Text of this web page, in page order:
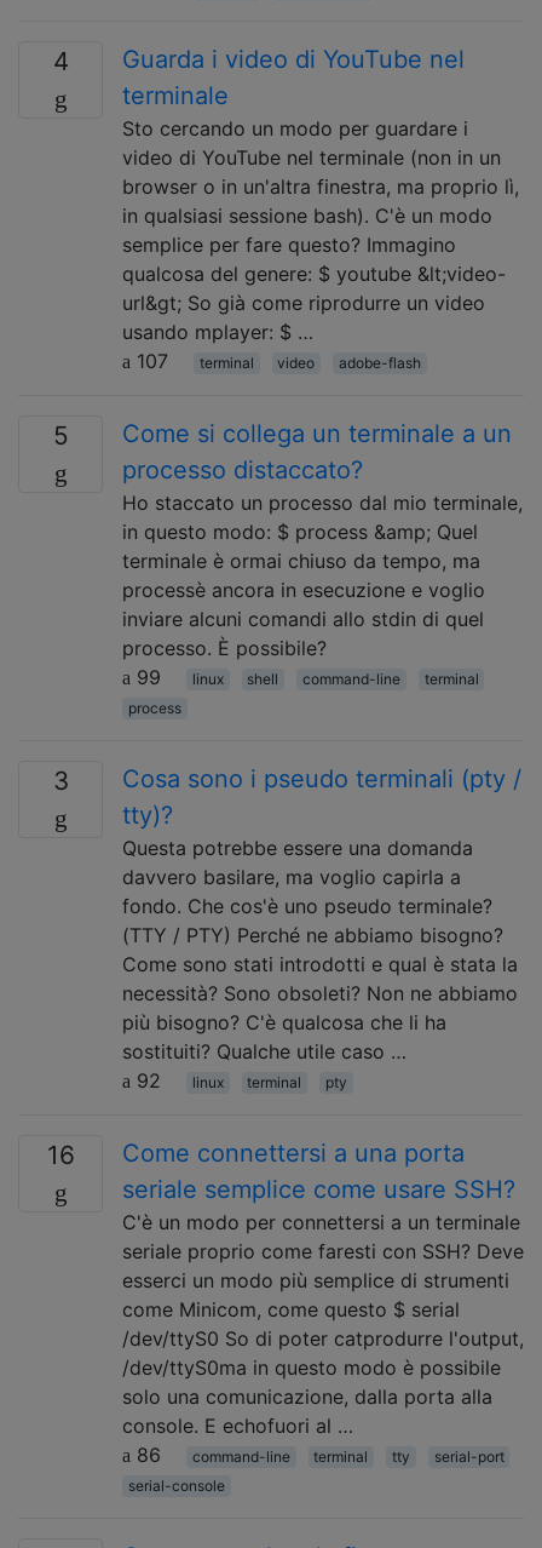
4
Guarda i video di YouTube nel
terminale
Sto cercando un modo per guardare i
video di YouTube nel terminale (non in un
browser o in un'altra finestra, ma proprio lì,
in qualsiasi sessione bash). C'è un modo
semplice per fare questo? Immagino
qualcosa del genere: $ youtube &lt;video-
url&gt; So già come riprodurre un video
usando mplayer: $ …
107
terminal video adobe-flash
5
Come si collega un terminale a un
processo distaccato?
Ho staccato un processo dal mio terminale,
in questo modo: $ process &amp; Quel
terminale è ormai chiuso da tempo, ma
processè ancora in esecuzione e voglio
inviare alcuni comandi allo stdin di quel
processo. È possibile?
99
linux shell command-line
terminal
process
3
Cosa sono i pseudo terminali (pty /
tty)?
Questa potrebbe essere una domanda
davvero basilare, ma voglio capirla a
fondo. Che cos'è uno pseudo terminale?
(TTY / PTY) Perché ne abbiamo bisogno?
Come sono stati introdotti e qual è stata la
necessità? Sono obsoleti? Non ne abbiamo
più bisogno? C'è qualcosa che li ha
sostituiti? Qualche utile caso …
92
linux terminal pty
16
Come connettersi a una porta
seriale semplice come usare SSH?
C'è un modo per connettersi a un terminale
seriale proprio come faresti con SSH? Deve
esserci un modo più semplice di strumenti
come Minicom, come questo $ serial
/dev/ttyS0 So di poter catprodurre l'output,
/dev/ttyS0ma in questo modo è possibile
solo una comunicazione, dalla porta alla
console. E echofuori al …
86
command-line terminal tty
serial-port
serial-console